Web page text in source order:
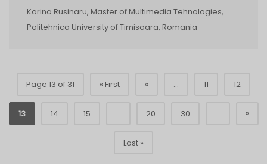
Karina Rusinaru, Master of Multimedia Tehnologies,
Politehnica University of Timisoara, Romania
Page 13 of 31 « First « ... 11 12
13 14 15 ... 20 30 ... »
Last »